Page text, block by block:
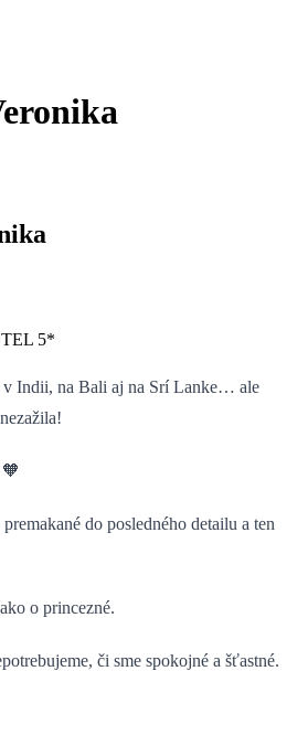
5*
v Indii, na Bali aj na Srí Lanke… ale
do posledného detailu a ten
o princezné.
či sme spokojné a šťastné.